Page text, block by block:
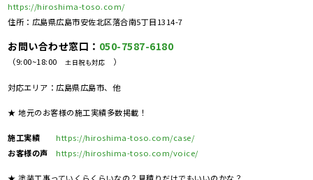
https://hiroshima-toso.com/
住所：広島県広島市安佐北区落合南5丁目1314-7
お問い合わせ窓口： 050-7587-6180
（9:00~18:00 土日祝も対応 ）
対応エリア：広島県広島市、他
★ 地元のお客様の施工実績多数掲載！
施工実績
https://hiroshima-toso.com/case/
お客様の声
https://hiroshima-toso.com/voice/